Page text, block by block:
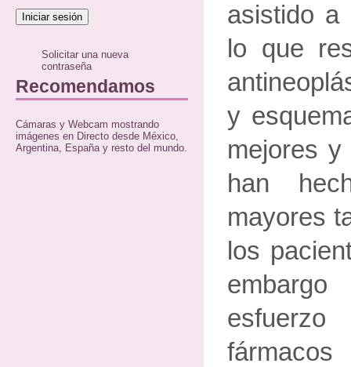
Solicitar una nueva
contraseña
Recomendamos
Cámaras y Webcam mostrando
imágenes en Directo desde México,
Argentina, España y resto del mundo.
asistido a
lo que
y
mejores
han
mayores
los